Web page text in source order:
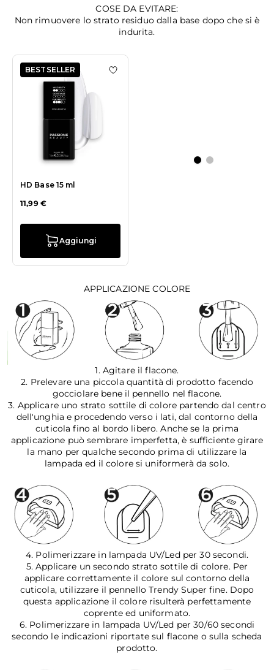
COSE DA EVITARE:
Non rimuovere lo strato residuo dalla base dopo che si è
indurita.
BESTSELLER
HD Base 15 ml
11,99 €
Aggiungi
Aggiungi alla wishlist HD Base 15 ml
APPLICAZIONE COLORE
1. Agitare il flacone.
2. Prelevare una piccola quantità di prodotto facendo
gocciolare bene il pennello nel flacone.
3. Applicare uno strato sottile di colore partendo dal centro
dell'unghia e procedendo verso i lati, dal contorno della
cuticola fino al bordo libero. Anche se la prima
applicazione può sembrare imperfetta, è sufficiente girare
la mano per qualche secondo prima di utilizzare la
lampada ed il colore si uniformerà da solo.
4. Polimerizzare in lampada UV/Led per 30 secondi.
5. Applicare un secondo strato sottile di colore. Per
applicare correttamente il colore sul contorno della
cuticola, utilizzare il pennello Trendy Super fine. Dopo
questa applicazione il colore risulterà perfettamente
coprente ed uniformato.
6. Polimerizzare in lampada UV/Led per 30/60 secondi
secondo le indicazioni riportate sul flacone o sulla scheda
prodotto.